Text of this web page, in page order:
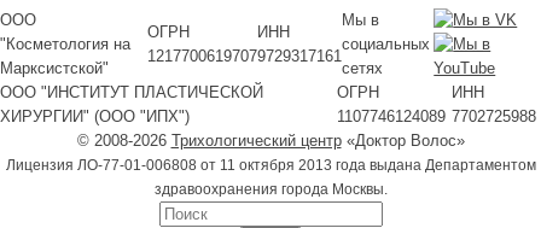
ООО
"Косметология на
Марксистской"
ОГРН
1217700619707
ИНН
9729317161
Мы в
социальных
сетях
ООО "ИНСТИТУТ ПЛАСТИЧЕСКОЙ
ХИРУРГИИ" (ООО "ИПХ")
ОГРН
1107746124089
ИНН
7702725988
© 2008-2026 Трихологический центр«Доктор Волос»
Лицензия ЛО-77-01-006808 от 11 октября 2013 года выдана Департаментом
здравоохранения города Москвы.